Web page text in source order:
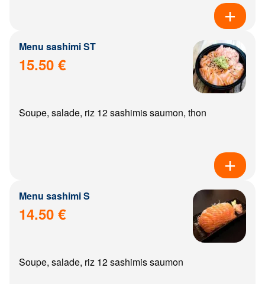
Menu sashimi ST
15.50 €
Soupe, salade, riz 12 sashimis saumon, thon
Menu sashimi S
14.50 €
Soupe, salade, riz 12 sashimis saumon